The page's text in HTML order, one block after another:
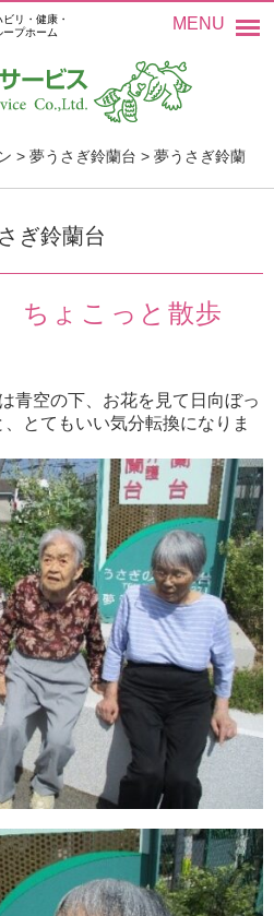
リ・健康・
プホーム
MENU
> 夢うさぎ鈴蘭台 > 夢うさぎ鈴蘭
ぎ鈴蘭台
ちょこっと散歩
青空の下、お花を見て日向ぼっ
とてもいい気分転換になりま